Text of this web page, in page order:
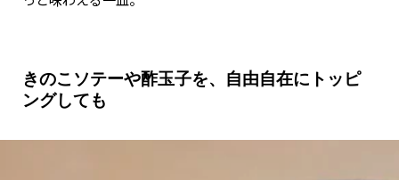
きのこソテーや酢玉子を、自由自在にトッピ
ングしても